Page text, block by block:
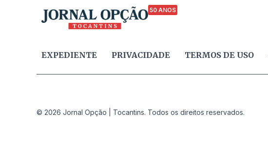
50 ANOS
EXPEDIENTE PRIVACIDADE TERMOS DE USO
© 2026 Jornal Opção | Tocantins. Todos os direitos reservados.